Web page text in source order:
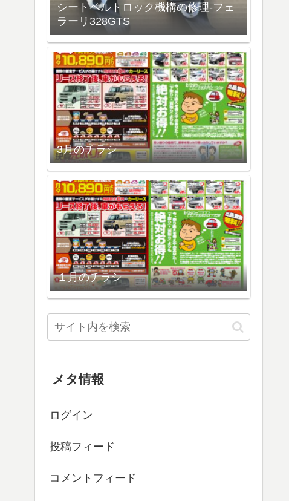
シートベルトロック機構の修理-フェ
ラーリ328GTS
3月のチラシ
１月のチラシ
メタ情報
ログイン
投稿フィード
コメントフィード